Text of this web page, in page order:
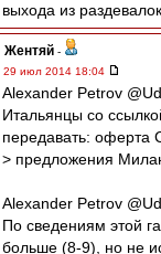
выхода из
Жентяй -
29 июл 2014 18:04
Alexander Petrov
Итальянцы со
передавать:
> предложения
Alexander Petrov
По сведениям этой
больше (8-9), но не